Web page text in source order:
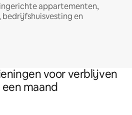
appartementen,
bedrijfshuisvesting en
voor verblijven
maand